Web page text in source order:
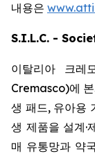
내용은
S.I.L.C. -
이탈리아 크레
Cremasco)에
생 패드, 유아용
생 제품을 설계·
매 유통망과 약